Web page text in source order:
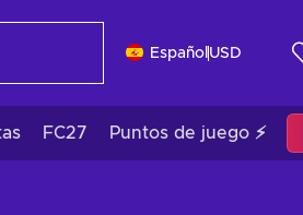
Español USD
FC27 Puntos de juego ⚡